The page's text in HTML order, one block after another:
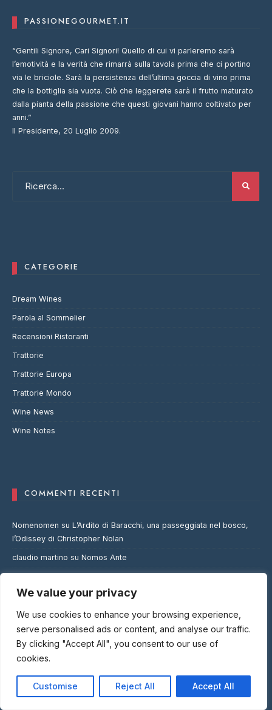
We value your privacy
We use cookies to enhance your browsing experience,
serve personalised ads or content, and analyse our traffic.
By clicking "Accept All", you consent to our use of
cookies.
Customise Reject All Accept All
PASSIONEGOURMET.IT
“Gentili Signore, Cari Signori! Quello di cui vi parleremo sarà
l’emotività e la verità che rimarrà sulla tavola prima che ci portino
via le briciole. Sarà la persistenza dell’ultima goccia di vino prima
che la bottiglia sia vuota. Ciò che leggerete sarà il frutto maturato
dalla pianta della passione che questi giovani hanno coltivato per
anni.”
Il Presidente, 20 Luglio 2009.
CATEGORIE
Dream Wines
Parola al Sommelier
Recensioni Ristoranti
Trattorie
Trattorie Europa
Trattorie Mondo
Wine News
Wine Notes
COMMENTI RECENTI
Nomenomen su L’Ardito di Baracchi, una passeggiata nel bosco,
l’Odissey di Christopher Nolan
claudio martino su Nomos Ante
Alessandro BrentasuBusiness lunch per incontri di lavoro a
Milano: la classifica Top 5